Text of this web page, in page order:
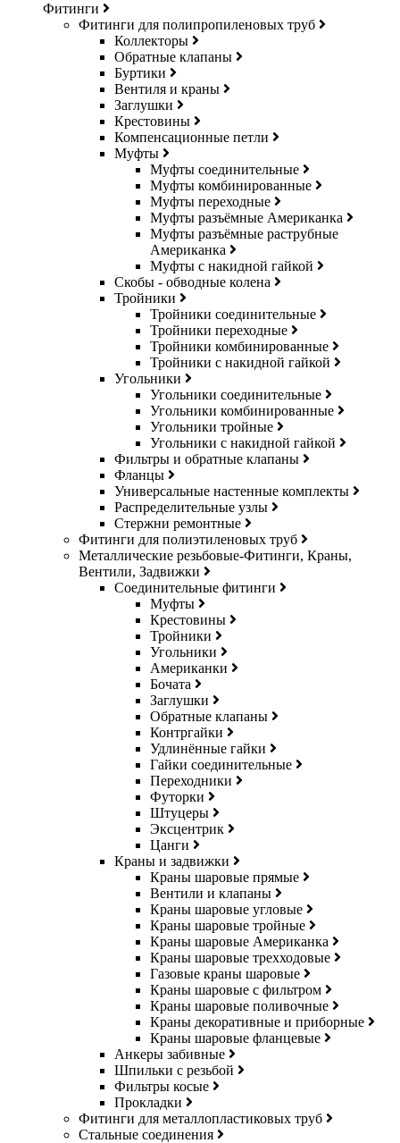
Фитинги
Фитинги для полипропиленовых труб
Коллекторы
Обратные клапаны
Буртики
Вентиля и краны
Заглушки
Крестовины
Компенсационные петли
Муфты
Муфты соединительные
Муфты комбинированные
Муфты переходные
Муфты разъёмные Американка
Муфты разъёмные раструбные
Американка
Муфты с накидной гайкой
Скобы - обводные колена
Тройники
Тройники соединительные
Тройники переходные
Тройники комбинированные
Тройники с накидной гайкой
Угольники
Угольники соединительные
Угольники комбинированные
Угольники тройные
Угольники с накидной гайкой
Фильтры и обратные клапаны
Фланцы
Универсальные настенные комплекты
Распределительные узлы
Стержни ремонтные
Фитинги для полиэтиленовых труб
Металлические резьбовые-Фитинги, Краны,
Вентили, Задвижки
Соединительные фитинги
Муфты
Крестовины
Тройники
Угольники
Американки
Бочата
Заглушки
Обратные клапаны
Контргайки
Удлинённые гайки
Гайки соединительные
Переходники
Футорки
Штуцеры
Эксцентрик
Цанги
Краны и задвижки
Краны шаровые прямые
Вентили и клапаны
Краны шаровые угловые
Краны шаровые тройные
Краны шаровые Американка
Краны шаровые трехходовые
Газовые краны шаровые
Краны шаровые с фильтром
Краны шаровые поливочные
Краны декоративные и приборные
Краны шаровые фланцевые
Анкеры забивные
Шпильки с резьбой
Фильтры косые
Прокладки
Фитинги для металлопластиковых труб
Стальные соединения